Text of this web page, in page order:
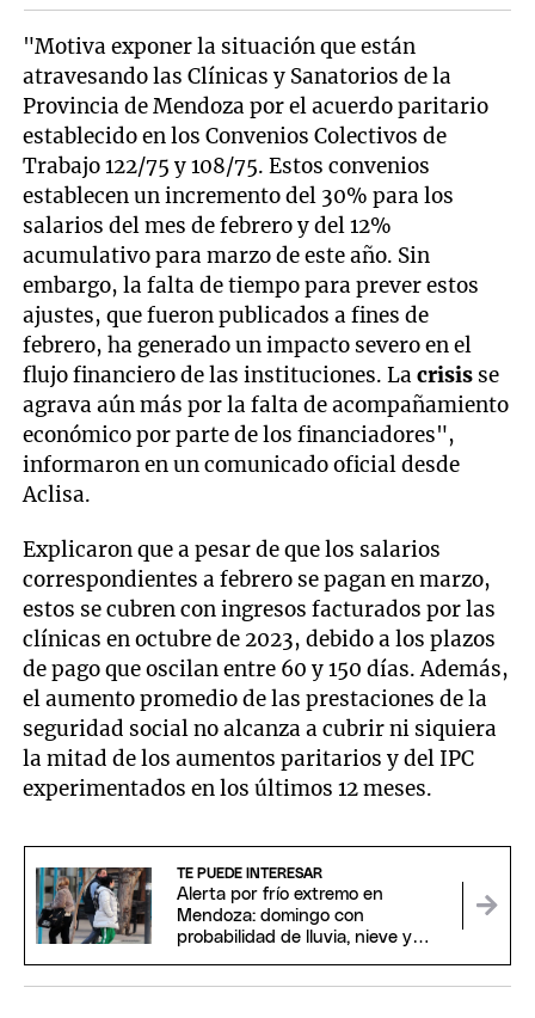
"Motiva exponer la situación que están
atravesando las Clínicas y Sanatorios de la
Provincia de Mendoza por el acuerdo paritario
establecido en los Convenios Colectivos de
Trabajo 122/75 y 108/75. Estos convenios
establecen un incremento del 30% para los
salarios del mes de febrero y del 12%
acumulativo para marzo de este año. Sin
embargo, la falta de tiempo para prever estos
ajustes, que fueron publicados a fines de
febrero, ha generado un impacto severo en el
flujo financiero de las instituciones. Lacrisis se
agrava aún más por la falta de acompañamiento
económico por parte de los financiadores",
informaron en un comunicado oficial desde
Aclisa.
Explicaron que a pesar de que los salarios
correspondientes a febrero se pagan en marzo,
estos se cubren con ingresos facturados por las
clínicas en octubre de 2023, debido a los plazos
de pago que oscilan entre 60 y 150 días. Además,
el aumento promedio de las prestaciones de la
seguridad social no alcanza a cubrir ni siquiera
la mitad de los aumentos paritarios y del IPC
experimentados en los últimos 12 meses.
TE PUEDE INTERESAR
Alerta por frío extremo en
Mendoza: domingo con
probabilidad de lluvia, nieve y